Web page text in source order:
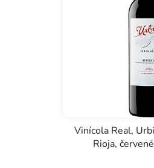
Vinícola Real,
Rioja,